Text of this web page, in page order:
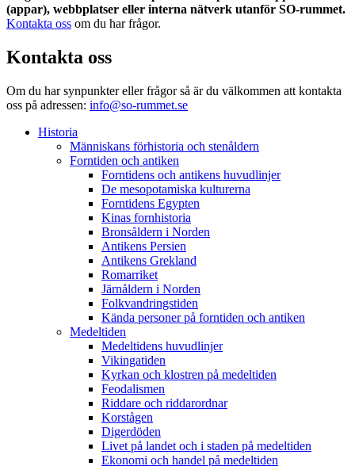
(appar), webbplatser eller interna nätverk utanför SO-rummet.
Kontakta oss om du har frågor.
Kontakta oss
Om du har synpunkter eller frågor så är du välkommen att kontakta
oss på adressen: info@so-rummet.se
Historia
Människans förhistoria och stenåldern
Forntiden och antiken
Forntidens och antikens huvudlinjer
De mesopotamiska kulturerna
Forntidens Egypten
Kinas fornhistoria
Bronsåldern i Norden
Antikens Persien
Antikens Grekland
Romarriket
Järnåldern i Norden
Folkvandringstiden
Kända personer på forntiden och antiken
Medeltiden
Medeltidens huvudlinjer
Vikingatiden
Kyrkan och klostren på medeltiden
Feodalismen
Riddare och riddarordnar
Korstågen
Digerdöden
Livet på landet och i staden på medeltiden
Ekonomi och handel på medeltiden